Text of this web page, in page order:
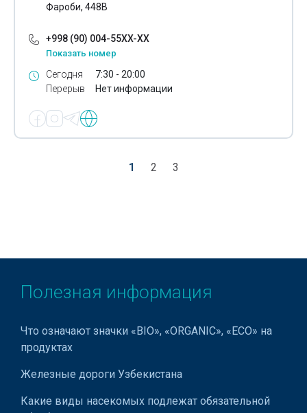
Фароби, 448В
+998 (90) 004-55XX-XX
Показать номер
Сегодня
Перерыв
7:30 - 20:00
Нет информации
1 2 3
Полезная информация
Что означают значки «BIO», «ORGANIC», «ECO» на
продуктах
Железные дороги Узбекистана
Какие виды насекомых подлежат обязательной